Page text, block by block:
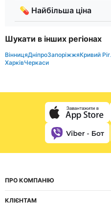
💊 Найбільша ціна
Шукати в інших регіонах
ВінницяДніпроЗапоріжжяКривий Ріг
ХарківЧеркаси
ПРО КОМПАНІЮ
КЛІЄНТАМ